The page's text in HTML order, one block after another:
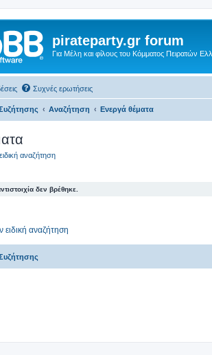
pirateparty.gr forum
Για Μέλη και φίλους του Κόμματος Πειρατών
Συχνές ερωτήσεις
Αναζήτηση Ενεργά θέματα
αναζήτηση
δεν βρέθηκε.
ειδική αναζήτηση